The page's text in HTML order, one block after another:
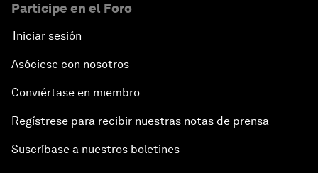
Participe en el Foro
Iniciar sesión
Asóciese con nosotros
Conviértase en miembro
Regístrese para recibir nuestras notas de prensa
Suscríbase a nuestros boletines